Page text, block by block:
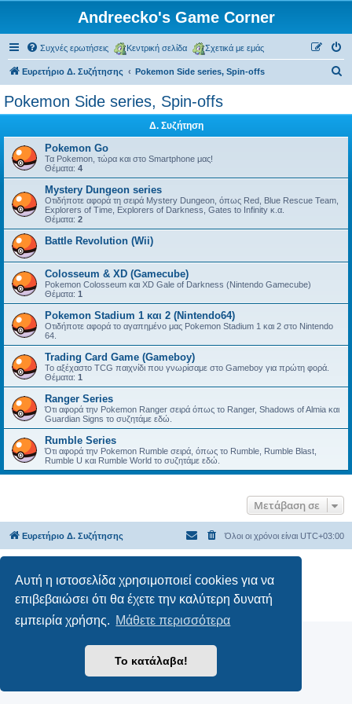
Αυτή η ιστοσελίδα χρησιμοποιεί cookies για να
επιβεβαιώσει ότι θα έχετε την καλύτερη δυνατή
εμπειρία χρήσης. Μάθετε περισσότερα
Το κατάλαβα!
Andreecko's Game Corner
Συχνές ερωτήσεις Κεντρική σελίδα Σχετικά με εμάς
Ευρετήριο Δ. Συζήτησης Pokemon Side series, Spin-offs
Pokemon Side series, Spin-offs
Δ. Συζήτηση
Pokemon Go
Τα Pokemon, τώρα και στο Smartphone μας!
Θέματα: 4
Mystery Dungeon series
Οτιδήποτε αφορά τη σειρά Mystery Dungeon, όπως Red, Blue Rescue Team,
Explorers of Time, Explorers of Darkness, Gates to Infinity κ.α.
Θέματα: 2
Battle Revolution (Wii)
Colosseum & XD (Gamecube)
Pokemon Colosseum και XD Gale of Darkness (Nintendo Gamecube)
Θέματα: 1
Pokemon Stadium 1 και 2 (Nintendo64)
Οτιδήποτε αφορά το αγαπημένο μας Pokemon Stadium 1 και 2 στο Nintendo
64.
Trading Card Game (Gameboy)
Το αξέχαστο TCG παιχνίδι που γνωρίσαμε στο Gameboy για πρώτη φορά.
Θέματα: 1
Ranger Series
Ότι αφορά την Pokemon Ranger σειρά όπως το Ranger, Shadows of Almia και
Guardian Signs το συζητάμε εδώ.
Rumble Series
Ότι αφορά την Pokemon Rumble σειρά, όπως το Rumble, Rumble Blast,
Rumble U και Rumble World το συζητάμε εδώ.
Μετάβαση σε
Ευρετήριο Δ. Συζήτησης Όλοι οι χρόνοι είναι UTC+03:00
Ελληνική μετάφραση από το
Απόρρητο |Όροι